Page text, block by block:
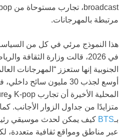
مرتبطة بالمهرجانات.
هذا النموذج مرئي في كل من
في 2026، قالت وزارة الثقافة
الجنوبية إنها ستعزز “المهرجانات
أوسع لجذب 30 مليون سائح
متزايدًا من جداول الزوار الأجانب.
بـBTS كيف يمكن لحدث موسيقي
عبر مناطق ومواقع ثقافية متعددة،